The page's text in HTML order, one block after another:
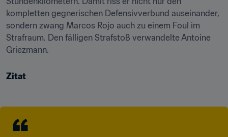
kompletten gegnerischen Defensivverbund auseinander,
sondern zwang Marcos Rojo auch zu einem Foul im
Strafraum. Den fälligen Strafstoß verwandelte Antoine
Griezmann.
Zitat